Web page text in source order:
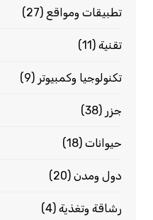
تطبيقات ومواقع (27)
تقنية(11)
تكنولوجيا وكمبيوتر (9)
جزر (38)
حيوانات(18)
دول ومدن(20)
رشاقة وتغذية(4)